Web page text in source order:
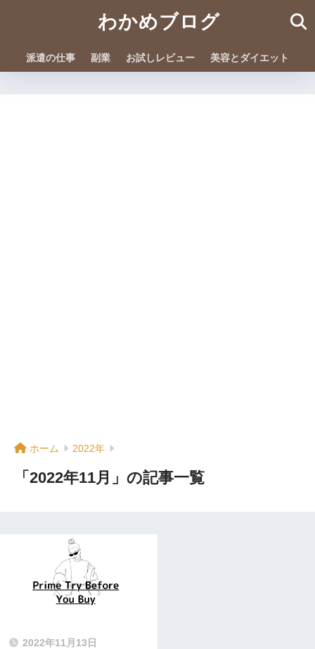
わかめブログ
派遣の仕事 副業 お試しレビュー 美容とダイエット
ホーム 2022年
「2022年11月」の記事一覧
2022年11月13日